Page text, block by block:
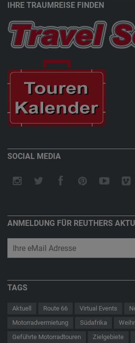
IHRE TRAUMREISE FINDEN
SOCIAL MEDIA
ANMELDUNG FÜR REUTHERS
TAGS
Aktuell Route 66 Virtual Events
Motorradvermietung
Südafrika
Geführte Motorradtouren
Zielgebiete